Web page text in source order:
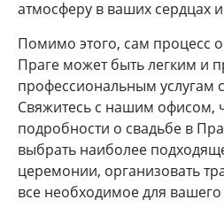
атмосферу в ваших сердцах
Помимо этого, сам процесс
Праге может быть легким и
профессиональным услугам
Свяжитесь с нашим офисом,
подробности о свадьбе в
выбрать наиболее
церемонии, организовать
все необходимое для